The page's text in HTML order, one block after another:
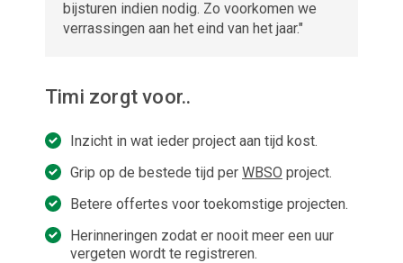
bijsturen indien nodig. Zo voorkomen we
verrassingen aan het eind van het jaar."
Timi zorgt voor..
Inzicht in wat ieder project aan tijd kost.
Grip op de bestede tijd per WBSO project.
Betere offertes voor toekomstige projecten.
Herinneringen zodat er nooit meer een uur
vergeten wordt te registreren.